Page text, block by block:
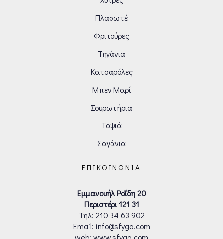
Πλασωτέ
Φριτούρες
Τηγάνια
Κατσαρόλες
Μπεν Μαρί
Σουρωτήρια
Ταψιά
Σαγάνια
ΕΠΙΚΟΙΝΩΝΊΑ
Εμμανουήλ Ροΐδη 20
Περιστέρι 121 31
Τηλ: 210 34 63 902
Email: info@sfyga.com